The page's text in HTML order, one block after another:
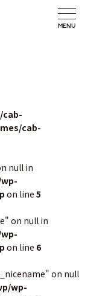
cab-
cab-
null in
on line 5
on null in
on line 6
on null
wp-